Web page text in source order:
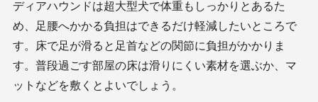
ディアハウンドは超大型犬で体重もしっかりとあるた
め、足腰へかかる負担はできるだけ軽減したいところで
す。床で足が滑ると足首などの関節に負担がかかりま
す。普段過ごす部屋の床は滑りにくい素材を選ぶか、マ
ットなどを敷くとよいでしょう。